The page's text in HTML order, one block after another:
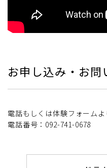
お申し込み・お問
電話もしくは体験フォームよ
電話番号：092-741-0678